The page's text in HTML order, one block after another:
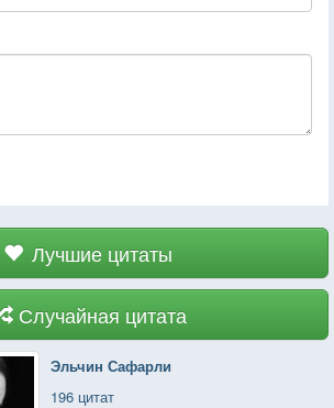
Лучшие цитаты
Случайная цитата
Эльчин Сафарли
196 цитат